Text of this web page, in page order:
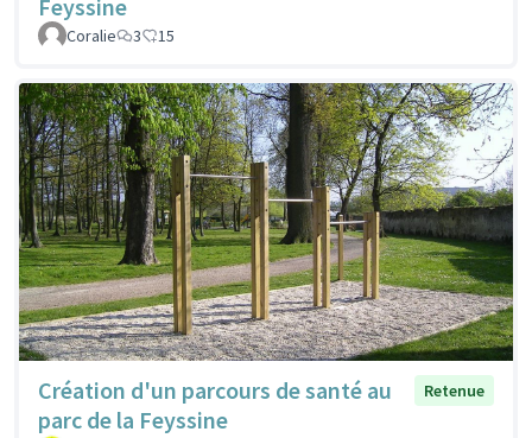
Feyssine
Coralie 3 15
Création d'un parcours de santé au
parc de la Feyssine
Retenue